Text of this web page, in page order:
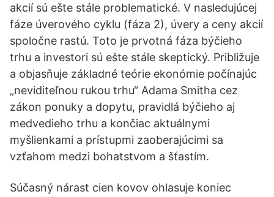
akcií sú ešte stále problematické. V nasledujúcej
fáze úverového cyklu (fáza 2), úvery a ceny akcií
spoločne rastú. Toto je prvotná fáza býčieho
trhu a investori sú ešte stále skeptický. Približuje
a objasňuje základné teórie ekonómie počínajúc
„neviditeľnou rukou trhu“ Adama Smitha cez
zákon ponuky a dopytu, pravidlá býčieho aj
medvedieho trhu a končiac aktuálnymi
myšlienkami a prístupmi zaoberajúcimi sa
vzťahom medzi bohatstvom a šťastím.
Súčasný nárast cien kovov ohlasuje koniec